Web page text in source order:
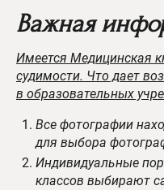
Важная
Имеется Медицинская
судимости. Что дает
в образовательных
Все фотографии
для выбора
Индивидуальные
классов выбирают